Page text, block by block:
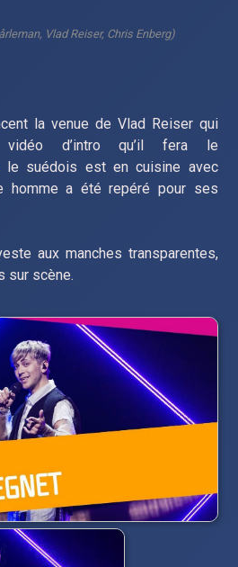
Vlad Reiser, Chris Enberg)
la venue de Vlad Reiser qui
d’intro qu’il fera le
le suédois est en cuisine avec
homme a été repéré pour ses
aux manches transparentes,
sur scène.